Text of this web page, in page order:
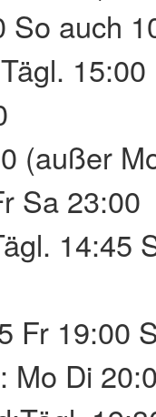
So auch
(außer
Sa 23:00
14:45
Fr 19:00
Mo Di